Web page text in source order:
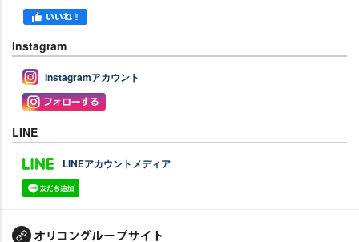
Instagram
Instagramアカウント
LINE
LINEアカウントメディア